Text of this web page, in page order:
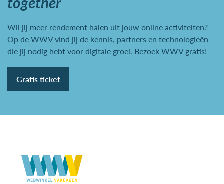
Wil jij meer rendement halen uit jouw online activiteiten?
Op de WWV vind jij de kennis, partners en technologieën
die jij nodig hebt voor digitale groei. Bezoek WWV gratis!
Gratis ticket